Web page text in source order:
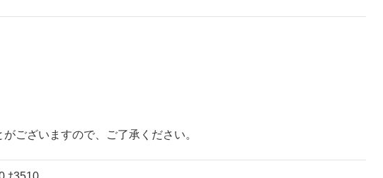
ございますので、ご了承ください。